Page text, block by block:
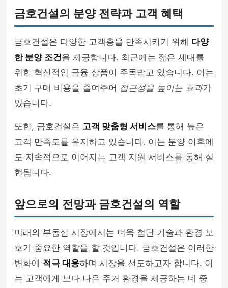
금호건설의 분양 전략과 고객 혜택
금호건설은 다양한 고객층을 만족시키기 위해 다양
한 분양 조건을 제공합니다. 최근에는 젊은 세대를
위한 혁신적인 금융 상품이 주목받고 있습니다. 이는
초기 구매 비용을 줄여주어 접근성을 높이는 효과가
있습니다.
또한, 금호건설은 고객 맞춤형 서비스를 통해 높은
고객 만족도를 유지하고 있습니다. 이는 분양 이후에
도 지속적으로 이어지는 고객 지원 서비스를 통해 실
현됩니다.
앞으로의 전망과 금호건설의 역할
미래의 부동산 시장에서는 더욱 첨단 기술과 환경 보
호가 중요한 역할을 할 것입니다. 금호건설은 이러한
변화에 적극 대응하며 시장을 선도하고자 합니다. 이
는 고객에게 보다 나은 주거 환경을 제공하는 데 중